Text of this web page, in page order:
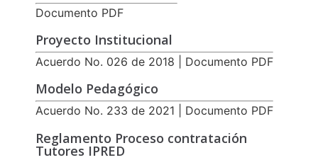
Documento PDF
Proyecto Institucional
Acuerdo No. 026 de 2018 | Documento PDF
Modelo Pedagógico
Acuerdo No. 233 de 2021 | Documento PDF
Reglamento Proceso contratación
Tutores IPRED